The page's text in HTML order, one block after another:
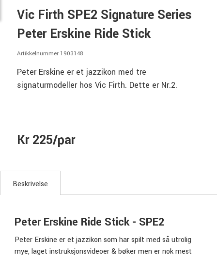
Vic Firth SPE2 Signature Series
Peter Erskine Ride Stick
Artikkelnummer 1903148
Peter Erskine er et jazzikon med tre
signaturmodeller hos Vic Firth. Dette er Nr.2.
Kr 225/par
Beskrivelse
Peter Erskine Ride Stick - SPE2
Peter Erskine er et jazzikon som har spilt med så utrolig
mye, laget instruksjonsvideoer & bøker men er nok mest